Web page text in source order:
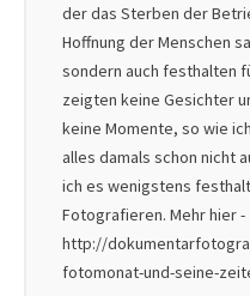
der das Sterben der
Hoffnung der Menschen
sondern auch festhalten
zeigten keine Gesichter
keine Momente, so wie
alles damals schon nicht
ich es wenigstens
Fotografieren. Mehr hier -
http://
fotomonat-und-seine-